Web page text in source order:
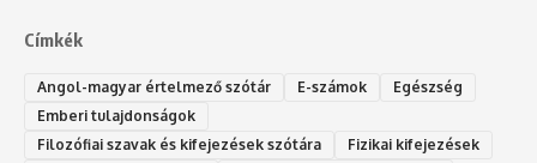
Címkék
Angol-magyar értelmező szótár E-számok
Egészség
Emberi tulajdonságok
Filozófiai szavak és kifejezések szótára
Fizikai kifejezések